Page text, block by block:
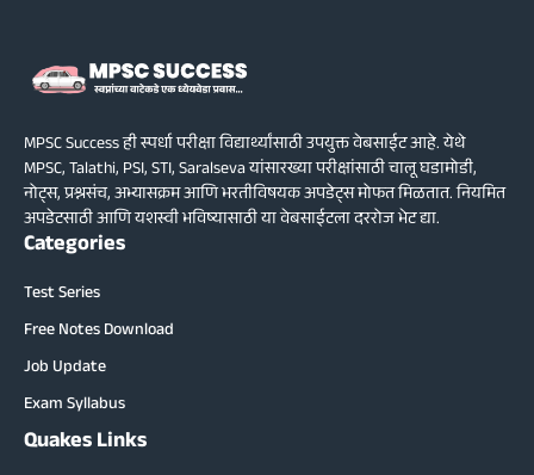
MPSC Success ही स्पर्धा परीक्षा विद्यार्थ्यांसाठी उपयुक्त वेबसाईट आहे. येथे
MPSC, Talathi, PSI, STI, Saralseva यांसारख्या परीक्षांसाठी चालू घडामोडी,
नोट्स, प्रश्नसंच, अभ्यासक्रम आणि भरतीविषयक अपडेट्स मोफत मिळतात. नियमित
अपडेटसाठी आणि यशस्वी भविष्यासाठी या वेबसाईटला दररोज भेट द्या.
Categories
Test Series
Free Notes Download
Job Update
Exam Syllabus
Quakes Links